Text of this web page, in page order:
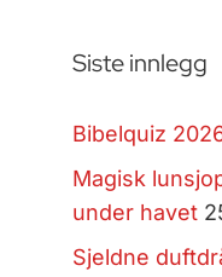
Siste innlegg
Bibelquiz
Magisk
under havet
Sjeldne